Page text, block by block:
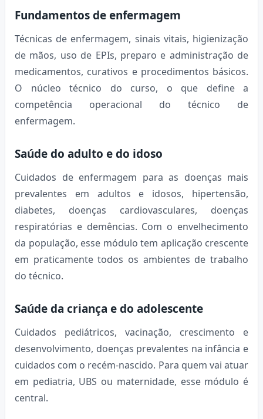
Fundamentos de enfermagem
Técnicas de enfermagem, sinais vitais, higienização
de mãos, uso de EPIs, preparo e administração de
medicamentos, curativos e procedimentos básicos.
O núcleo técnico do curso, o que define a
competência operacional do técnico de
enfermagem.
Saúde do adulto e do idoso
Cuidados de enfermagem para as doenças mais
prevalentes em adultos e idosos, hipertensão,
diabetes, doenças cardiovasculares, doenças
respiratórias e demências. Com o envelhecimento
da população, esse módulo tem aplicação crescente
em praticamente todos os ambientes de trabalho
do técnico.
Saúde da criança e do adolescente
Cuidados pediátricos, vacinação, crescimento e
desenvolvimento, doenças prevalentes na infância e
cuidados com o recém-nascido. Para quem vai atuar
em pediatria, UBS ou maternidade, esse módulo é
central.